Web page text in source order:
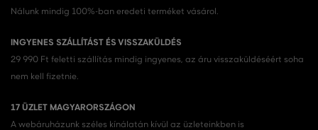
Nálunk mindig 100%-ban eredeti terméket vásárol.
INGYENES SZÁLLÍTÁST ÉS VISSZAKÜLDÉS
29 990 Ft feletti szállítás mindig ingyenes, az áru visszaküldéséért soha
nem kell fizetnie.
17 ÜZLET MAGYARORSZÁGON
A webáruházunk széles kínálatán kívül az üzleteinkben is